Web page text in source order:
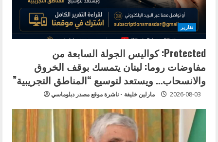
a
d
i
n
g
تقارير
Protected: كواليس الجولة السابعة من
مفاوضات روما: لبنان يتمسك بوقف الخروق
والانسحاب… ويستعد لتوسيع “المناطق التجريبية”
مارلين خليفة - ناشرة موقع مصدر دبلوماسي 2026-08-03